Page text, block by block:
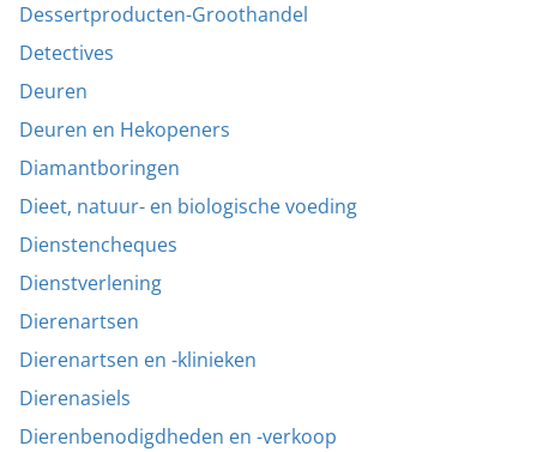
Dessertproducten-Groothandel
Detectives
Deuren
Deuren en Hekopeners
Diamantboringen
Dieet, natuur- en biologische voeding
Dienstencheques
Dienstverlening
Dierenartsen
Dierenartsen en -klinieken
Dierenasiels
Dierenbenodigdheden en -verkoop